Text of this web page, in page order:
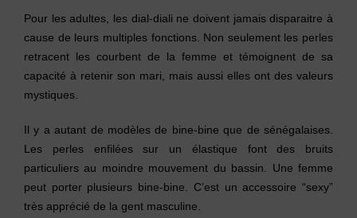
Pour les adultes, les dial-diali ne doivent jamais disparaitre à
cause de leurs multiples fonctions. Non seulement les perles
retracent les courbent de la femme et témoignent de sa
capacité à retenir son mari, mais aussi elles ont des valeurs
mystiques.
Il y a autant de modèles de bine-bine que de sénégalaises.
Les perles enfilées sur un élastique font des bruits
particuliers au moindre mouvement du bassin. Une femme
peut porter plusieurs bine-bine. C’est un accessoire “sexy”
très apprécié de la gent masculine.